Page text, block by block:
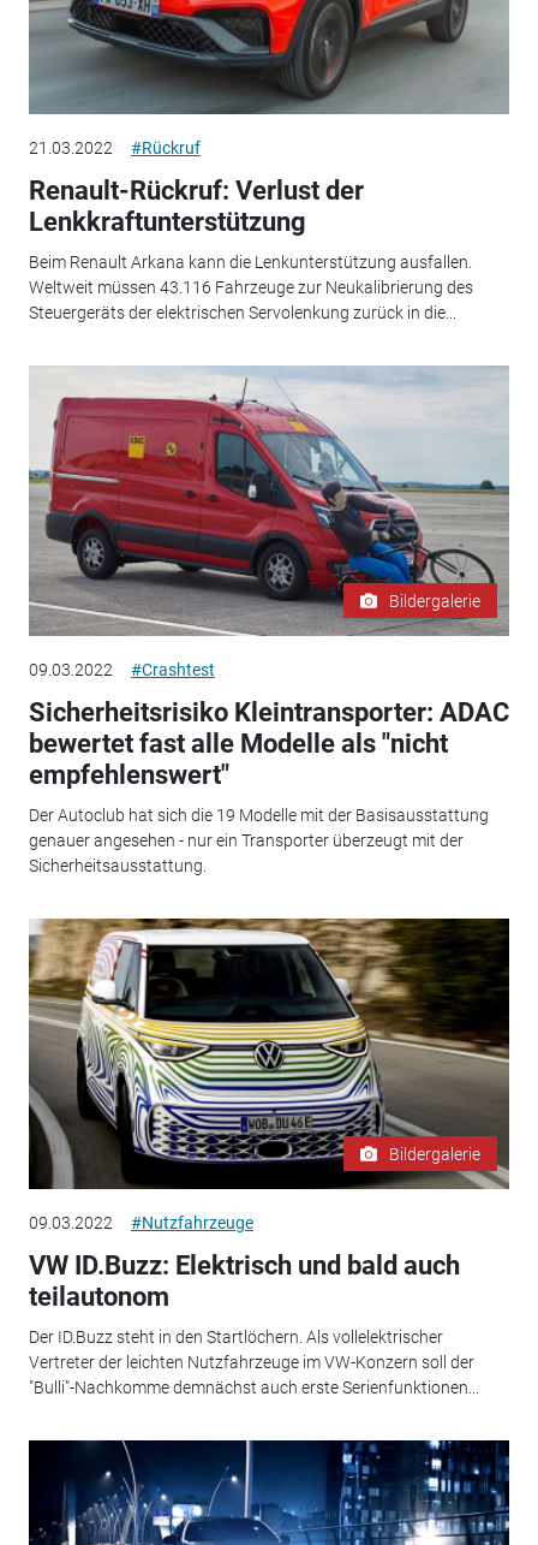
21.03.2022 #Rückruf
Renault-Rückruf: Verlust der
Lenkkraftunterstützung
Beim Renault Arkana kann die Lenkunterstützung ausfallen.
Weltweit müssen 43.116 Fahrzeuge zur Neukalibrierung des
Steuergeräts der elektrischen Servolenkung zurück in die...
Bildergalerie
09.03.2022 #Crashtest
Sicherheitsrisiko Kleintransporter: ADAC
bewertet fast alle Modelle als "nicht
empfehlenswert"
Der Autoclub hat sich die 19 Modelle mit der Basisausstattung
genauer angesehen - nur ein Transporter überzeugt mit der
Sicherheitsausstattung.
Bildergalerie
09.03.2022 #Nutzfahrzeuge
VW ID.Buzz: Elektrisch und bald auch
teilautonom
Der ID.Buzz steht in den Startlöchern. Als vollelektrischer
Vertreter der leichten Nutzfahrzeuge im VW-Konzern soll der
"Bulli"-Nachkomme demnächst auch erste Serienfunktionen...